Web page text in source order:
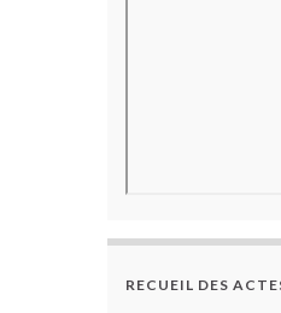
RECUEIL DES